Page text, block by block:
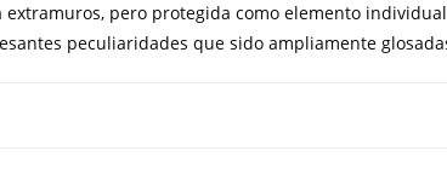
extramuros, pero protegida como elemento
peculiaridades que sido ampliamente